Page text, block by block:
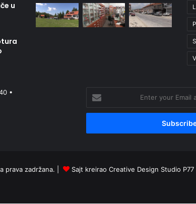
u
•
your
Email
prava zadržana. | Sajt kreirao Creative Design Studio P77